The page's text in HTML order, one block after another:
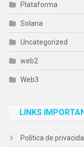
Plataforma
Solana
Uncategorized
web2
Web3
LINKS
Política de